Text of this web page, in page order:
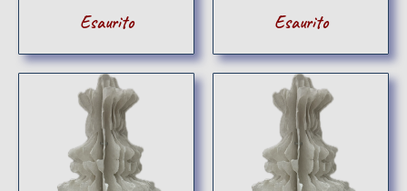
Esaurito Esaurito